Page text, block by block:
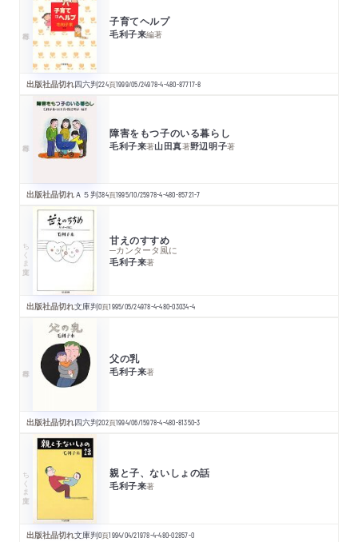
子育てヘルプ
毛利子来編著
出版社品切れ四六判224頁1999/05/24978-4-480-87717-8
障害をもつ子のいる暮らし
毛利子来著山田真著野辺明子著
出版社品切れＡ５判384頁1995/10/25978-4-480-85721-7
ちくま文庫 甘えのすすめ
─カンタータ風に
毛利子来著
出版社品切れ文庫判0頁1995/05/24978-4-480-03034-4
父の乳
毛利子来著
出版社品切れ四六判202頁1994/06/15978-4-480-81350-3
ちくま文庫 親と子、ないしょの話
毛利子来著
出版社品切れ文庫判0頁1994/04/21978-4-480-02857-0